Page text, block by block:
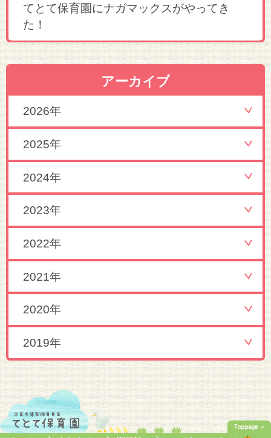
てとて保育園にナガマックスがやってき
た！
アーカイブ
2026年
2025年
2024年
2023年
2022年
2021年
2020年
2019年